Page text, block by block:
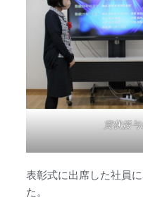
賞状授与
表彰式に出席した社員
た。